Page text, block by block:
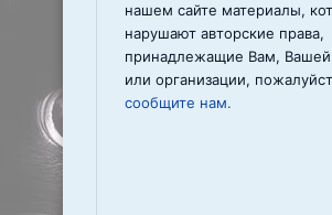
нашем сайте материалы,
нарушают авторские права,
принадлежащие Вам,
или организации,
сообщите нам.